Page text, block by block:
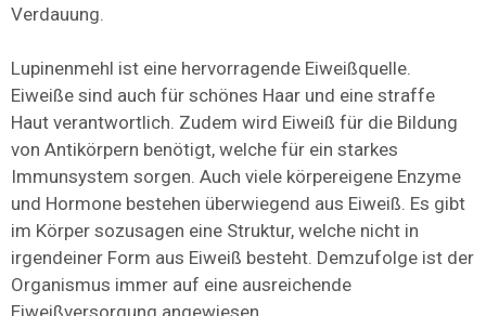
Verdauung.
Lupinenmehl ist eine hervorragende Eiweißquelle.
Eiweiße sind auch für schönes Haar und eine straffe
Haut verantwortlich. Zudem wird Eiweiß für die Bildung
von Antikörpern benötigt, welche für ein starkes
Immunsystem sorgen. Auch viele körpereigene Enzyme
und Hormone bestehen überwiegend aus Eiweiß. Es gibt
im Körper sozusagen eine Struktur, welche nicht in
irgendeiner Form aus Eiweiß besteht. Demzufolge ist der
Organismus immer auf eine ausreichende